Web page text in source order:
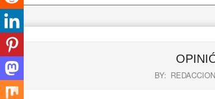
Navigation
Menu
BY: REDACCION